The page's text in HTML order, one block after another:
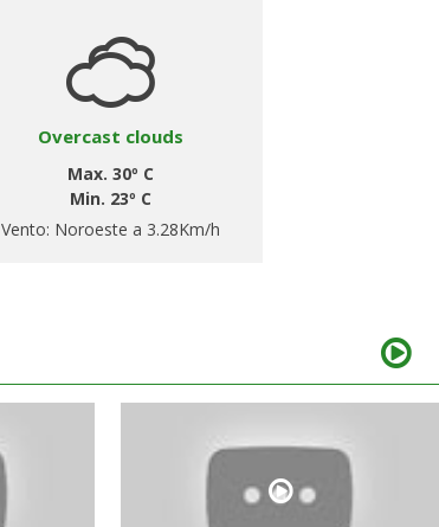
Overcast clouds
Max. 30º C
Min. 23º C
Vento: Noroeste a 3.28Km/h